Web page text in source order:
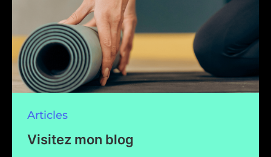
Articles
Visitez mon blog